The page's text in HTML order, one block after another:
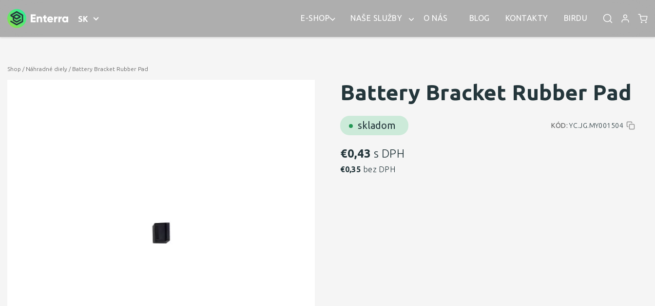
SK E-SHOP NAŠE SLUŽBY O NÁS BLOG KONTAKTY BIRDU
Shop / Náhradné diely / Battery Bracket Rubber Pad
Battery Bracket Rubber Pad
skladom KÓD: YC.JG.MY001504
€0,43 s DPH
€0,35 bez DPH